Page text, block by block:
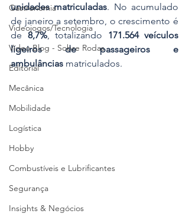
Gastronomia
Videojogos/Tecnologia
Vídeo Blog - Sobre Rodas
Editorial
Mecânica
Mobilidade
Logística
Hobby
Combustíveis e Lubrificantes
Segurança
Insights & Negócios
unidades matriculadas. No acumulado
de janeiro a setembro, o crescimento é
de 8,7%, totalizando 171.564 veículos
ligeiros de passageiros e
ambulâncias matriculados.